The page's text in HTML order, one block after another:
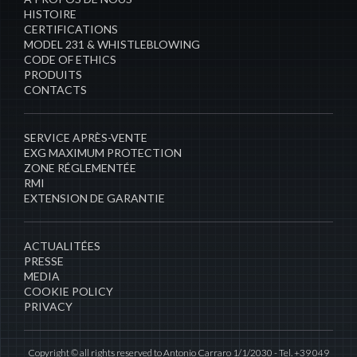
HISTOIRE
CERTIFICATIONS
MODEL 231 & WHISTLEBLOWING
CODE OF ETHICS
PRODUITS
CONTACTS
​SERVICE APRÈS-VENTE
EXG MAXIMUM PROTECTION
ZONE RÉGLEMENTÉE
RMI
EXTENSION DE GARANTIE
ACTUALITÉES
PRESSE
MEDIA
COOKIE POLICY
PRIVACY
Copyright © all rights reserved to Antonio Carraro 1/1/2030 - Tel. +39 049